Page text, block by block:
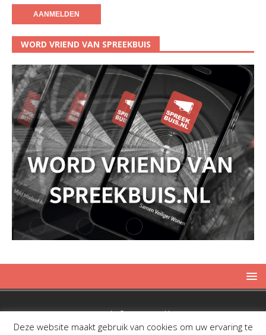
WORD VRIEND VAN SPREEKBUIS
Copyright © 2019 Spreekbuis
Deze website maakt gebruik van cookies om uw ervaring te